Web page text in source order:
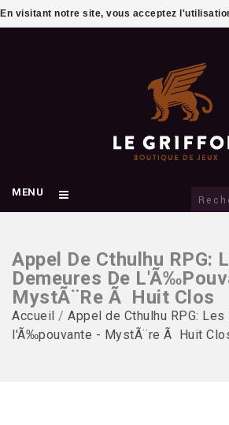
MENU
Appel De Cthulhu RPG:
Demeures De
MystÃ¨re Ã Huit Clos
Accueil / Appel de Cthulhu RPG:
l'Ã‰pouvante - MystÃ¨re Ã Huit
En visitant notre site, vous acceptez